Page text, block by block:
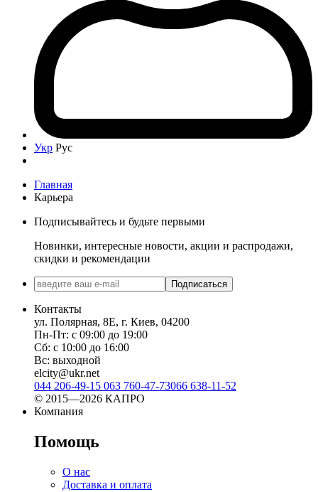
Укр Рус
Главная
Карьера
Подписывайтесь и будьте первыми
Новинки, интересные новости, акции и распродажи,
скидки и рекомендации
Подписаться
Контакты
ул. Полярная, 8Е, г. Киев, 04200
Пн-Пт: с 09:00 до 19:00
Сб: с 10:00 до 16:00
Вс: выходной
elcity@ukr.net
044 206-49-15 063 760-47-73066 638-11-52
© 2015—2026 КАПРО
Компания
Помощь
О нас
Доставка и оплата